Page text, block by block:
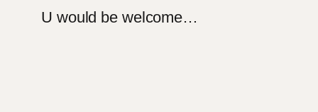
U would be welcome…